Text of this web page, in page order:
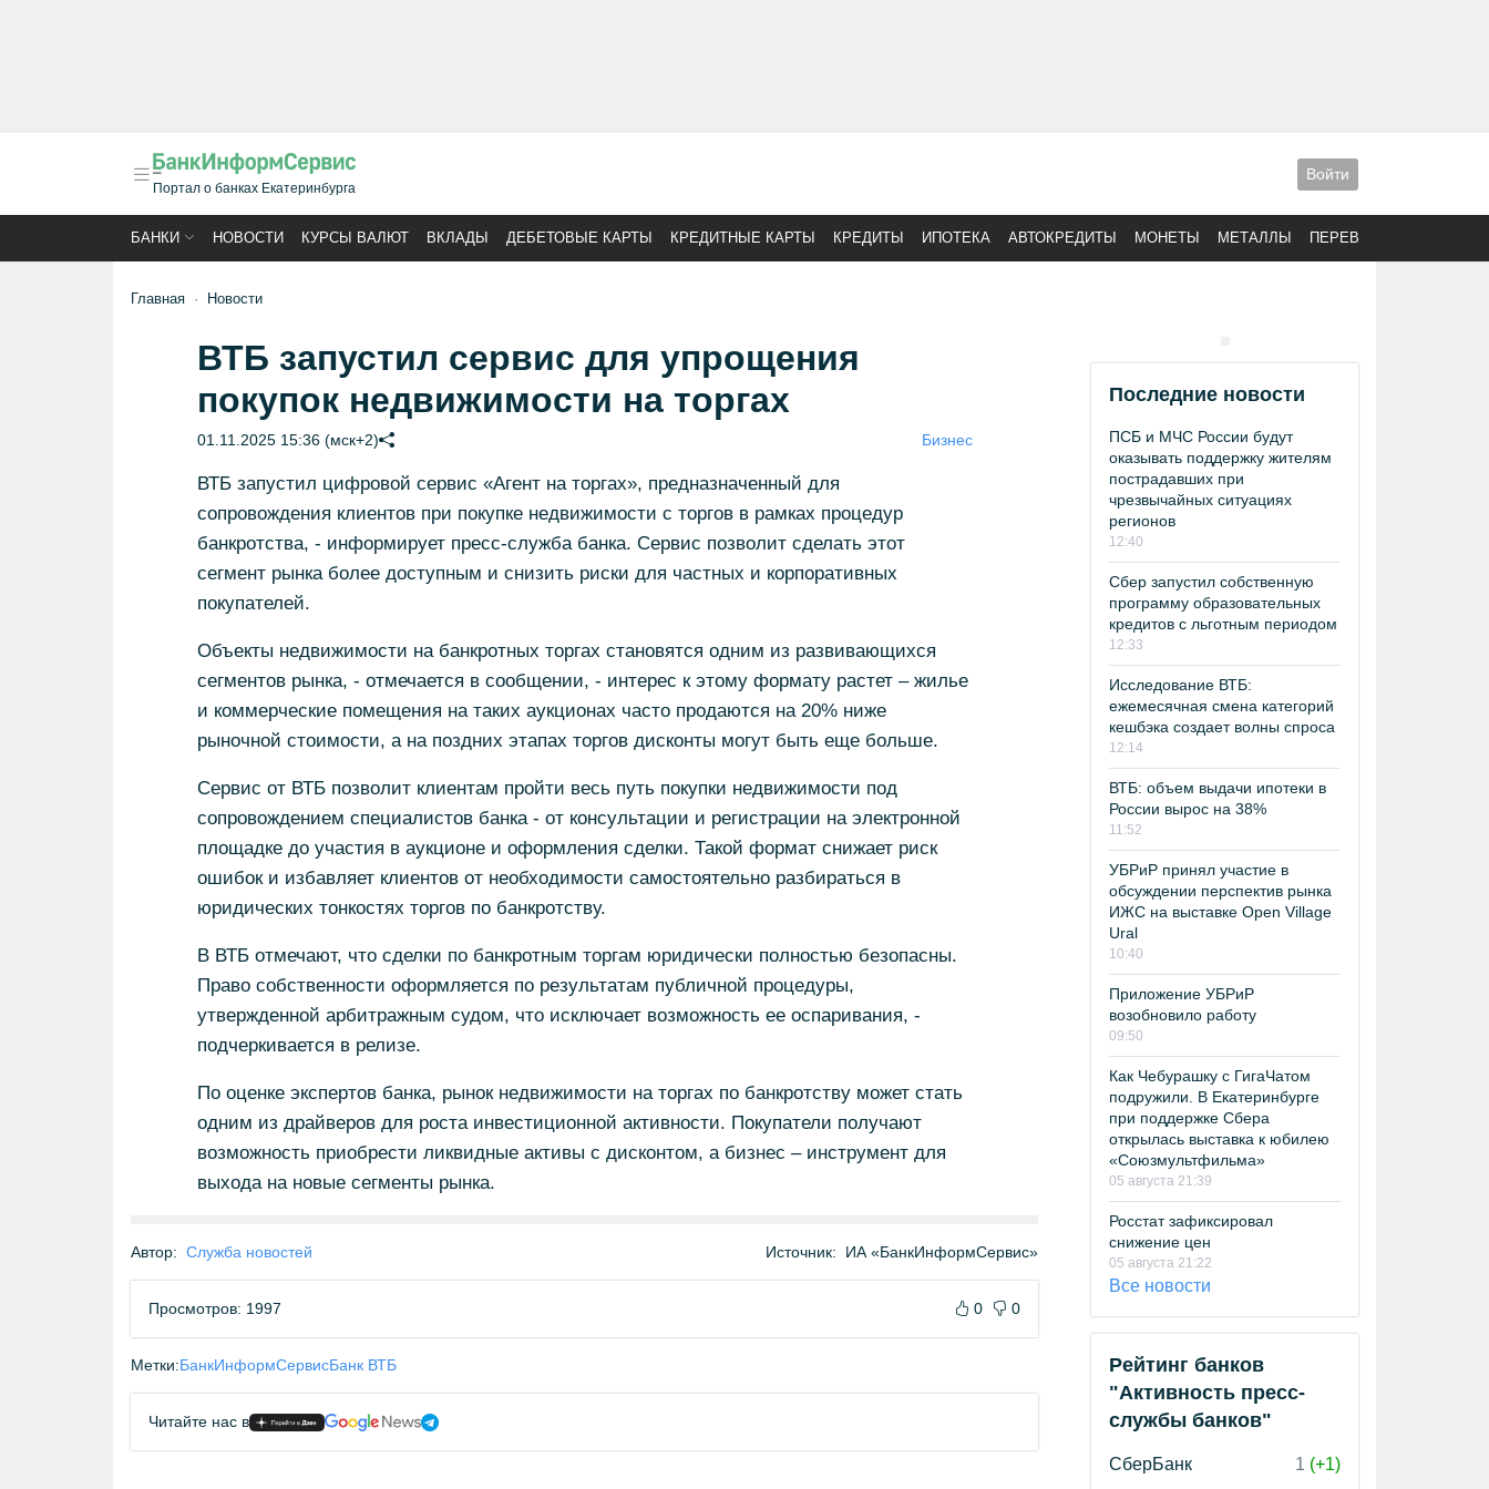
Портал о банках Екатеринбурга
Войти
БАНКИ НОВОСТИ КУРСЫ ВАЛЮТ ВКЛАДЫ ДЕБЕТОВЫЕ КАРТЫ КРЕДИТНЫЕ КАРТЫ КРЕДИТЫ ИПОТЕКА АВТОКРЕДИТЫ МОНЕТЫ МЕТАЛЛЫ ПЕРЕВОДЫ
Главная Новости
ВТБ запустил сервис для упрощения
покупок недвижимости на торгах
01.11.2025 15:36 (мск+2) Бизнес
ВТБ запустил цифровой сервис «Агент на торгах», предназначенный для
сопровождения клиентов при покупке недвижимости с торгов в рамках процедур
банкротства, - информирует пресс-служба банка. Сервис позволит сделать этот
сегмент рынка более доступным и снизить риски для частных и корпоративных
покупателей.
Объекты недвижимости на банкротных торгах становятся одним из развивающихся
сегментов рынка, - отмечается в сообщении, - интерес к этому формату растет – жилье
и коммерческие помещения на таких аукционах часто продаются на 20% ниже
рыночной стоимости, а на поздних этапах торгов дисконты могут быть еще больше.
Сервис от ВТБ позволит клиентам пройти весь путь покупки недвижимости под
сопровождением специалистов банка - от консультации и регистрации на электронной
площадке до участия в аукционе и оформления сделки. Такой формат снижает риск
ошибок и избавляет клиентов от необходимости самостоятельно разбираться в
юридических тонкостях торгов по банкротству.
В ВТБ отмечают, что сделки по банкротным торгам юридически полностью безопасны.
Право собственности оформляется по результатам публичной процедуры,
утвержденной арбитражным судом, что исключает возможность ее оспаривания, -
подчеркивается в релизе.
По оценке экспертов банка, рынок недвижимости на торгах по банкротству может стать
одним из драйверов для роста инвестиционной активности. Покупатели получают
возможность приобрести ликвидные активы с дисконтом, а бизнес – инструмент для
выхода на новые сегменты рынка.
Автор: Служба новостей Источник: ИА «БанкИнформСервис»
Просмотров: 1997 0 0
Метки:БанкИнформСервисБанк ВТБ
Читайте нас в
Последние новости
ПСБ и МЧС России будут
оказывать поддержку жителям
пострадавших при
чрезвычайных ситуациях
регионов
12:40
Сбер запустил собственную
программу образовательных
кредитов с льготным периодом
12:33
Исследование ВТБ:
ежемесячная смена категорий
кешбэка создает волны спроса
12:14
ВТБ: объем выдачи ипотеки в
России вырос на 38%
11:52
УБРиР принял участие в
обсуждении перспектив рынка
ИЖС на выставке Open Village
Ural
10:40
Приложение УБРиР
возобновило работу
09:50
Как Чебурашку с ГигаЧатом
подружили. В Екатеринбурге
при поддержке Сбера
открылась выставка к юбилею
«Союзмультфильма»
05 августа 21:39
Росстат зафиксировал
снижение цен
05 августа 21:22
Все новости
Рейтинг банков
"Активность пресс-
службы банков"
СберБанк 1 (+1)